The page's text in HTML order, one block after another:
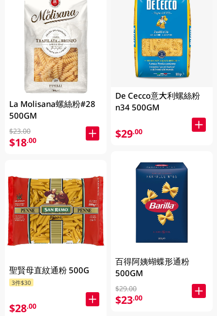
La Molisana螺絲粉#28
500GM
$23.00
$18.00
聖賢母直紋通粉 500G
3件$30
$28.00
De Cecco意大利螺絲粉
n34 500GM
$29.00
百得阿姨蝴蝶形通粉
500GM
$29.00
$23.00